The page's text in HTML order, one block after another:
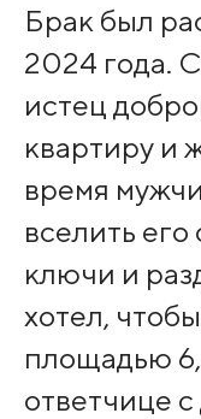
Брак был
2024 года.
истец
квартиру и
время
вселить
ключи и
хотел,
площадью
ответчице с